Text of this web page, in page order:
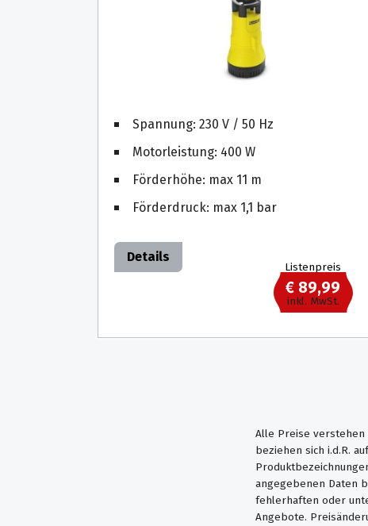
Spannung: 230 V / 50 Hz
Motorleistung: 400 W
Förderhöhe: max 11 m
Förderdruck: max 1,1 bar
Details
Listenpreis
€ 89,99
inkl. MwSt.
Alle Preise
beziehen sich i.d.R.
angegebenen Daten
fehlerhaften oder
Angebote.